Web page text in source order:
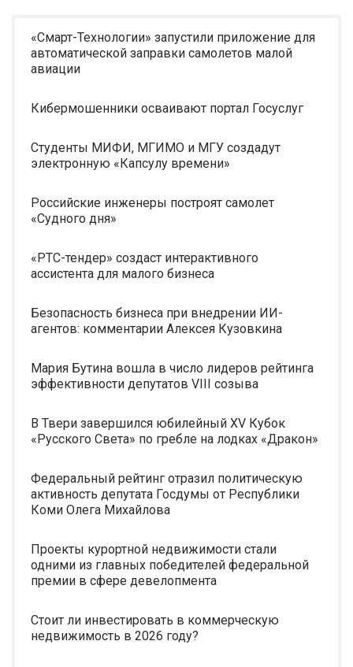
«Смарт-Технологии» запустили приложение для
автоматической заправки самолетов малой
авиации
Кибермошенники осваивают портал Госуслуг
Студенты МИФИ, МГИМО и МГУ создадут
электронную «Капсулу времени»
Российские инженеры построят самолет
«Судного дня»
«РТС-тендер» создаст интерактивного
ассистента для малого бизнеса
Безопасность бизнеса при внедрении ИИ-
агентов: комментарии Алексея Кузовкина
Мария Бутина вошла в число лидеров рейтинга
эффективности депутатов VIII созыва
В Твери завершился юбилейный XV Кубок
«Русского Света» по гребле на лодках «Дракон»
Федеральный рейтинг отразил политическую
активность депутата Госдумы от Республики
Коми Олега Михайлова
Проекты курортной недвижимости стали
одними из главных победителей федеральной
премии в сфере девелопмента
Стоит ли инвестировать в коммерческую
недвижимость в 2026 году?